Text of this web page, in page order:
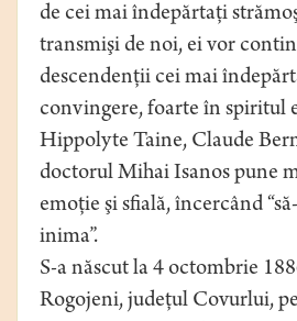
de cei mai îndepărtaţi
transmişi de noi, ei vor
descendenţii cei mai
convingere, foarte în spiritul
Hippolyte Taine, Claude
doctorul Mihai Isanos pune
emoţie şi sfială, încercând
inima”.
S-a născut la 4 octombrie
Rogojeni, judeţul Covurlui,